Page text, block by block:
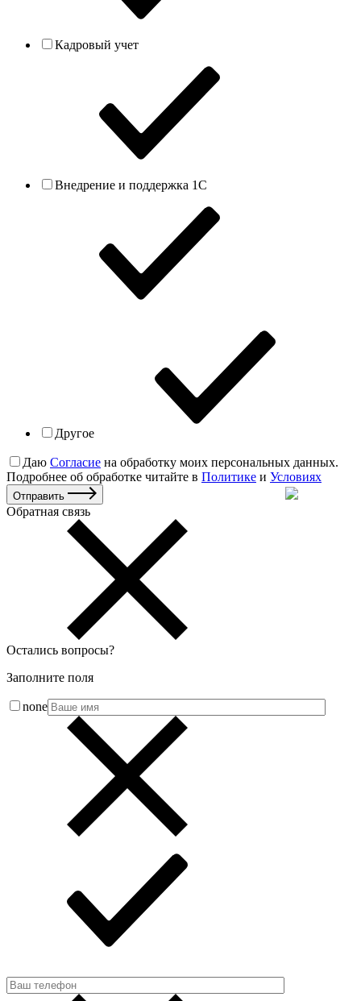
Кадровый учет
Внедрение и поддержка 1С
Другое
Даю Согласие на обработку моих персональных данных.
Подробнее об обработке читайте в Политике и Условиях
Отправить
Обратная связь
Остались вопросы?
Заполните поля
none